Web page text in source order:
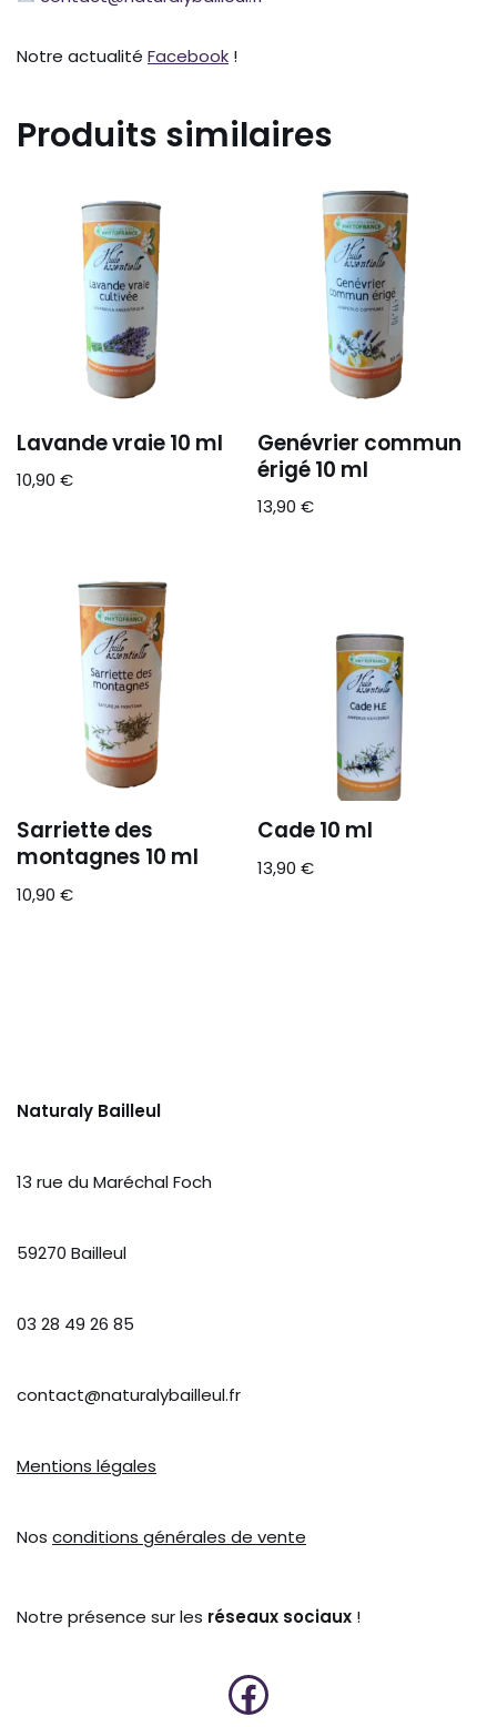
Notre actualité Facebook !
Produits similaires
Lavande vraie 10 ml
10,90 €
Genévrier commun
érigé 10 ml
13,90€
Sarriette des
montagnes 10 ml
10,90 €
Cade 10 ml
13,90€
Naturaly Bailleul
13 rue du Maréchal Foch
59270 Bailleul
03 28 49 26 85
contact@naturalybailleul.fr
Mentions légales
Nos conditions générales de vente
Notre présence sur les réseaux sociaux !